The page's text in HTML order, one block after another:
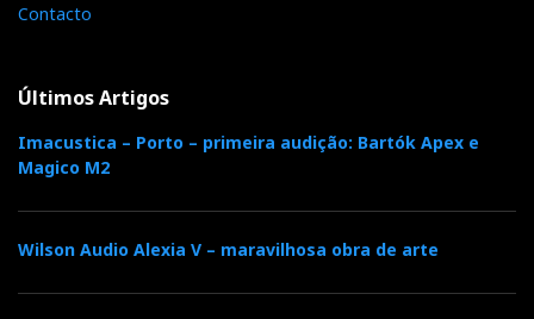
Contacto
Últimos Artigos
Imacustica – Porto – primeira audição: Bartók Apex e
Magico M2
Wilson Audio Alexia V – maravilhosa obra de arte